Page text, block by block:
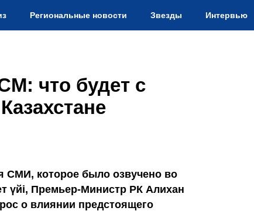
Региональные новости Звезды Интервью
что будет с
СМИ, которое было озвучено во
үйі, Премьер-Министр РК Алихан
о влиянии предстоящего